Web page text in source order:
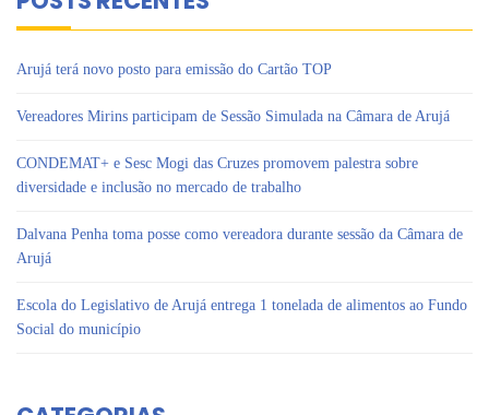
Arujá terá novo posto para emissão do Cartão TOP
Vereadores Mirins participam de Sessão Simulada na Câmara de Arujá
CONDEMAT+ e Sesc Mogi das Cruzes promovem palestra sobre
diversidade e inclusão no mercado de trabalho
Dalvana Penha toma posse como vereadora durante sessão da Câmara de
Arujá
Escola do Legislativo de Arujá entrega 1 tonelada de alimentos ao Fundo
Social do município